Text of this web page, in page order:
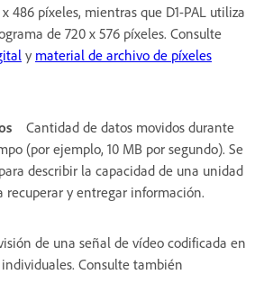
486 píxeles, mientras que D1-PAL utiliza
de 720 x 576 píxeles. Consulte
y material de archivo de píxeles
Cantidad de datos movidos durante
(por ejemplo, 10 MB por segundo). Se
describir la capacidad de una unidad
recuperar y entregar información.
de una señal de vídeo codificada en
Consulte también